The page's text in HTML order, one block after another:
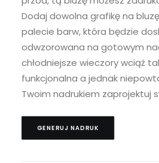
Dodaj dowolna grafikę na
palecie barw, która będzie
odwzorowana na gotowym
chłodniejsze wieczory wciąż
funkcjonalna a jednak
Twoim nadrukiem zaprojektuj
GENERUJ NADRUK